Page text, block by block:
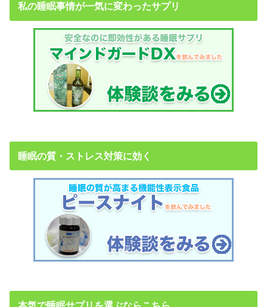
私の睡眠事情が一気に変わったサプリ
睡眠の質・ストレス対策に効く